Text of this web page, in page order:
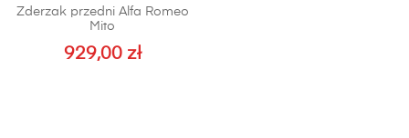
Zderzak przedni Alfa Romeo
Mito
929,00 zł